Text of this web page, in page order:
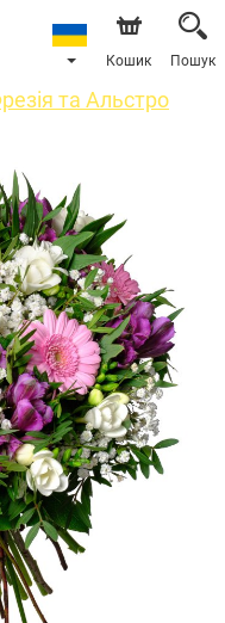
наш інтернет-
дата доставки —
відпусткою.Кошик Пошук
та Альстро